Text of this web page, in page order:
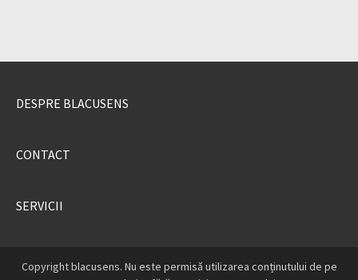
DESPRE BLACUSENS
CONTACT
SERVICII
Copyright blacusens. Nu este permisă utilizarea conținutului de pe